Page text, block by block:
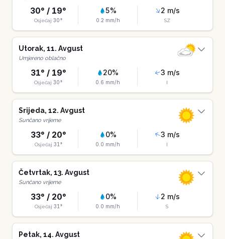
30° / 19°
Osjećaj 30°
5%
0.2 mm/h
2 m/s
SZ
Utorak, 11. Avgust
Umjereno oblačno
31° / 19°
Osjećaj 30°
20%
0.6 mm/h
3 m/s
I
Srijeda, 12. Avgust
Sunčano vrijeme
33° / 20°
Osjećaj 31 °
0%
0.0 mm/h
3 m/s
I
Četvrtak, 13. Avgust
Sunčano vrijeme
33° / 20°
Osjećaj 31 °
0%
0.0 mm/h
2 m/s
S
Petak, 14. Avgust